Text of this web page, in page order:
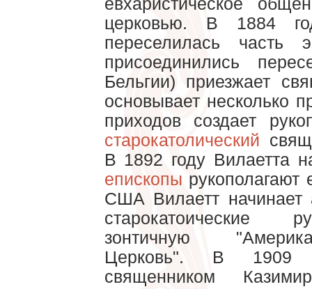
церковью. В 1884
переселилась часть
присоединились
Бельгии) приезжает
основывает несколько
приходов создает
старокатолический
В 1892 году Вилаетта
епископы
США Вилаетт начинает
старокатоические
зонтичную
Церковь". В 1909
священником